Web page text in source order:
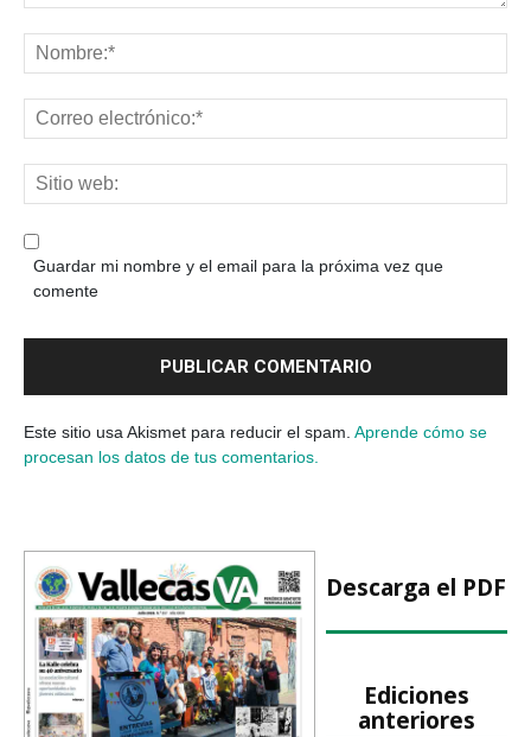
Guardar mi nombre y el email para la próxima vez que
comente
Este sitio usa Akismet para reducir el spam. Aprende cómo se
procesan los datos de tus comentarios.
Descarga el PDF
Ediciones
anteriores